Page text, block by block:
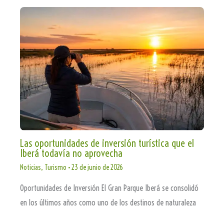
Las oportunidades de inversión turística que el
Iberá todavía no aprovecha
Noticias, Turismo •23 de junio de 2026
Oportunidades de Inversión El Gran Parque Iberá se consolidó
en los últimos años como uno de los destinos de naturaleza